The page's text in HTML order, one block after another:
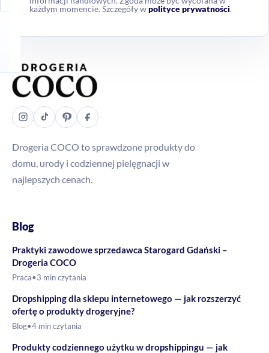
każdym momencie. Szczegóły wpolityce prywatności.
Drogeria COCO to sprawdzone produkty do
domu, urody i codziennej pielęgnacji w
najlepszych cenach.
Blog
Praktyki zawodowe sprzedawca Starogard Gdański –
Drogeria COCO
Praca•3 min czytania
Dropshipping dla sklepu internetowego — jak rozszerzyć
ofertę o produkty drogeryjne?
Blog•4 min czytania
Produkty codziennego użytku w dropshippingu — jak